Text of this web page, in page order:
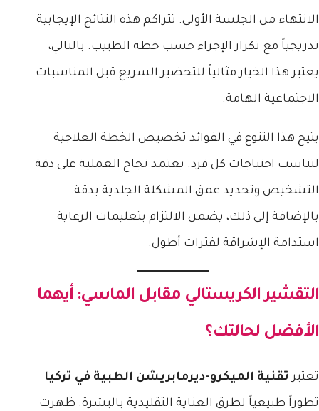
الانتهاء من الجلسة الأولى. تتراكم هذه النتائج الإيجابية
تدريجياً مع تكرار الإجراء حسب خطة الطبيب. بالتالي،
يعتبر هذا الخيار مثالياً للتحضير السريع قبل المناسبات
الاجتماعية الهامة.
يتيح هذا التنوع في الفوائد تخصيص الخطة العلاجية
لتناسب احتياجات كل فرد. يعتمد نجاح العملية على دقة
التشخيص وتحديد عمق المشكلة الجلدية بدقة.
بالإضافة إلى ذلك، يضمن الالتزام بتعليمات الرعاية
استدامة الإشراقة لفترات أطول.
التقشير الكريستالي مقابل الماسي: أيهما
الأفضل لحالتك؟
تعتبر تقنية الميكرو-ديرمابريشن الطبية في تركيا
تطوراً طبيعياً لطرق العناية التقليدية بالبشرة. ظهرت